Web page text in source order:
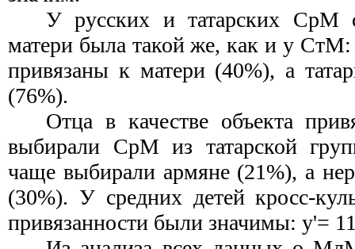
У русских и татарских СрМ
матери была такой же, как и у СтМ:
привязаны к матери (40%), а
(76%).
Отца в качестве объекта
выбирали СрМ из татарской
чаще выбирали армяне (21%), а
(30%). У средних детей кросс-
привязанности были значимы: у'=